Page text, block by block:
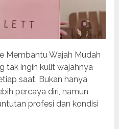
Membantu Wajah Mudah
tak ingin kulit wajahnya
saat. Bukan hanya
percaya diri, namun
profesi dan kondisi